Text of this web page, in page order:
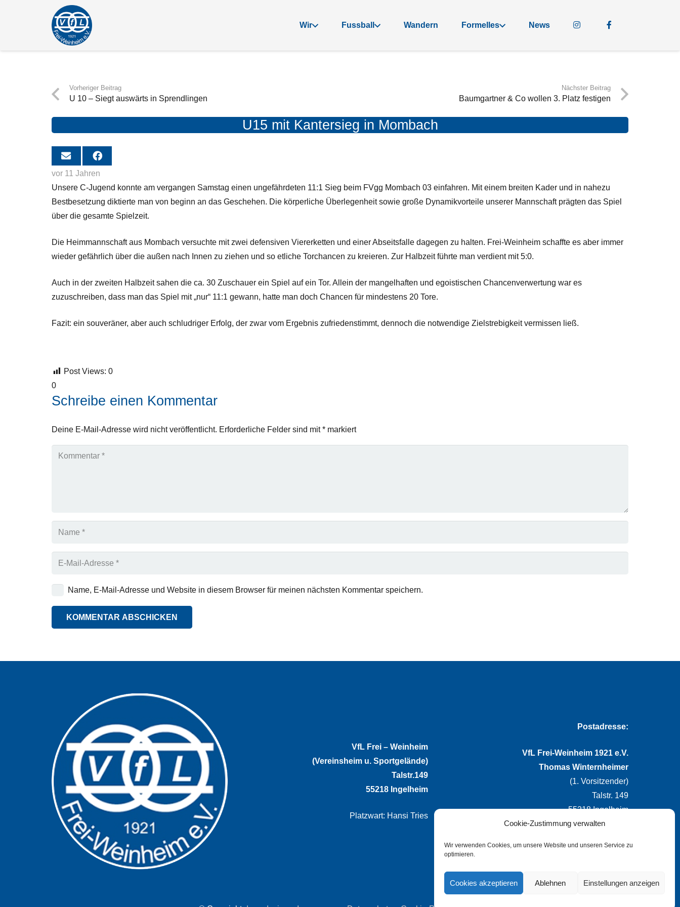
Cookie-Zustimmung verwalten
Wir verwenden Cookies, um unsere Website und unseren Service zu
optimieren.
Cookies akzeptieren Ablehnen Einstellungen anzeigen
Wir Fussball Wandern Formelles News
Vorheriger Beitrag
U 10 – Siegt auswärts in Sprendlingen
Nächster Beitrag
Baumgartner & Co wollen 3. Platz festigen
U15 mit Kantersieg in Mombach
vor 11 Jahren
Unsere C-Jugend konnte am vergangen Samstag einen ungefährdeten 11:1 Sieg beim FVgg Mombach 03 einfahren. Mit einem breiten Kader und in nahezu
Bestbesetzung diktierte man von beginn an das Geschehen. Die körperliche Überlegenheit sowie große Dynamikvorteile unserer Mannschaft prägten das Spiel
über die gesamte Spielzeit.
Die Heimmannschaft aus Mombach versuchte mit zwei defensiven Viererketten und einer Abseitsfalle dagegen zu halten. Frei-Weinheim schaffte es aber immer
wieder gefährlich über die außen nach Innen zu ziehen und so etliche Torchancen zu kreieren. Zur Halbzeit führte man verdient mit 5:0.
Auch in der zweiten Halbzeit sahen die ca. 30 Zuschauer ein Spiel auf ein Tor. Allein der mangelhaften und egoistischen Chancenverwertung war es
zuzuschreiben, dass man das Spiel mit „nur“ 11:1 gewann, hatte man doch Chancen für mindestens 20 Tore.
Fazit: ein souveräner, aber auch schludriger Erfolg, der zwar vom Ergebnis zufriedenstimmt, dennoch die notwendige Zielstrebigkeit vermissen ließ.
Post Views: 0
0
Schreibe einen Kommentar
Deine E-Mail-Adresse wird nicht veröffentlicht. Erforderliche Felder sind mit* markiert
Name, E-Mail-Adresse und Website in diesem Browser für meinen nächsten Kommentar speichern.
KOMMENTAR ABSCHICKEN
VfL Frei – Weinheim
(Vereinsheim u. Sportgelände)
Talstr.149
55218 Ingelheim
Platzwart: Hansi Tries
Postadresse:
VfL Frei-Weinheim 1921 e.V.
Thomas Winternheimer
(1. Vorsitzender)
Talstr. 149
55218 Ingelheim